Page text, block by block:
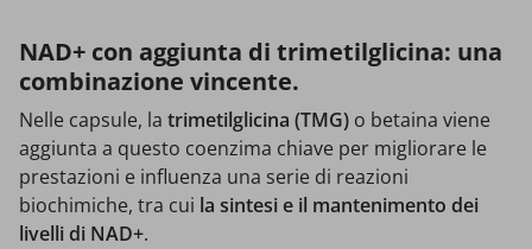
NAD+ con aggiunta di trimetilglicina: una
combinazione vincente.
Nelle capsule, la trimetilglicina (TMG) o betaina viene
aggiunta a questo coenzima chiave per migliorare le
prestazioni e influenza una serie di reazioni
biochimiche, tra cui la sintesi e il mantenimento dei
livelli di NAD+.